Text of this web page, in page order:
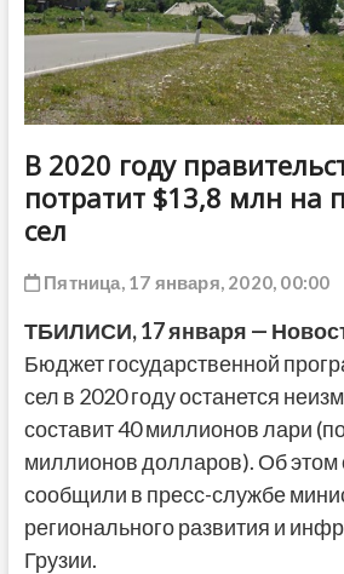
В 2020 году
потратит $13,8 млн на
сел
Пятница, 17 января, 2020, 00:00
ТБИЛИСИ, 17 января —
Бюджет государственной
сел в 2020 году останется
составит 40 миллионов лари
миллионов долларов). Об этом
сообщили в пресс-службе
регионального развития и
Грузии.